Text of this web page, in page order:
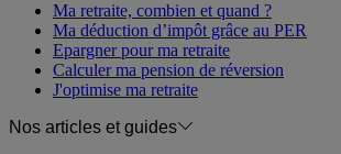
Ma retraite, combien et quand ?
Ma déduction d’impôt grâce au PER
Epargner pour ma retraite
Calculer ma pension de réversion
J'optimise ma retraite
Nos articles et guides